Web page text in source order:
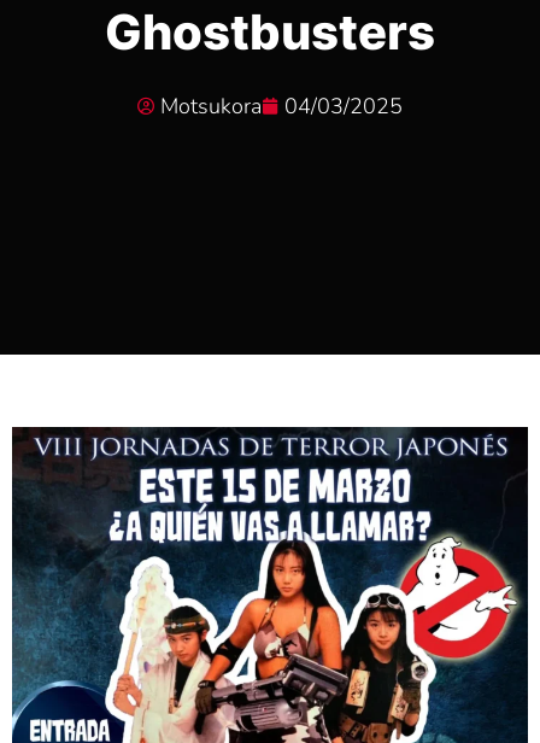
Ghostbusters
Motsukora 04/03/2025